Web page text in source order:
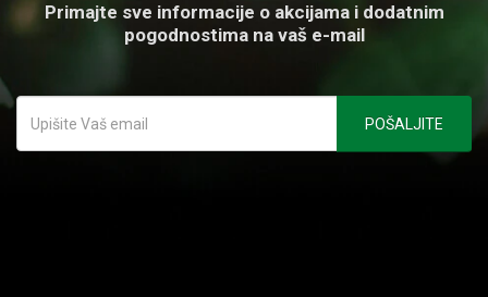
Primajte sve informacije o akcijama i dodatnim
pogodnostima na vaš e-mail